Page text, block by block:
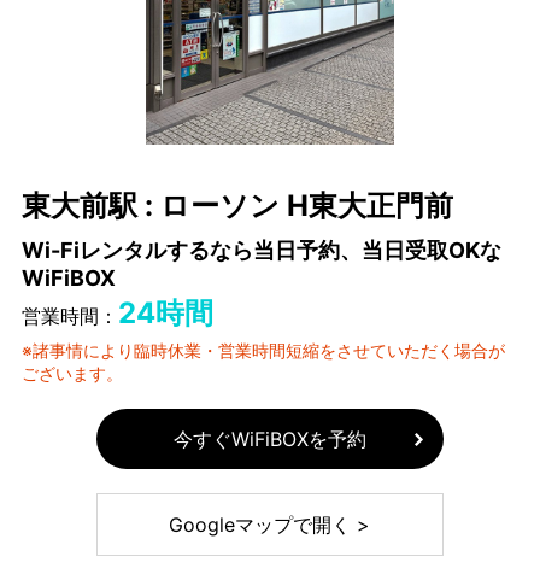
東大前駅 : ローソン H東大正門前
Wi-Fiレンタルするなら当日予約、当日受取OKな
WiFiBOX
営業時間： 24時間
※諸事情により臨時休業・営業時間短縮をさせていただく場合が
ございます。
今すぐWiFiBOXを予約
Googleマップで開く >